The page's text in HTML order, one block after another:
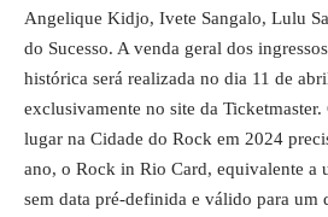
Angelique Kidjo, Ivete Sangalo, Lulu
do Sucesso. A venda geral dos
histórica será realizada no dia 11 de
exclusivamente no site da
lugar na Cidade do Rock em 2024
ano, o Rock in Rio Card, equivalente a
sem data pré-definida e válido para um